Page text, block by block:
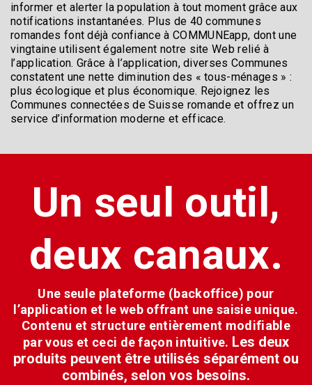
informer et alerter la population à tout moment grâce aux
notifications instantanées. Plus de 40 communes
romandes font déjà confiance à COMMUNEapp, dont une
vingtaine utilisent également notre site Web relié à
l’application. Grâce à l’application, diverses Communes
constatent une nette diminution des « tous-ménages » :
plus écologique et plus économique. Rejoignez les
Communes connectées de Suisse romande et offrez un
service d’information moderne et efficace.
Un seul outil,
deux canaux.
Une seule plateforme (backoffice) pour
l’application et le web offrant une saisie unique.
Contenu et structure entièrement modifiable
par vous et ceci de façon intuitive. Les deux
produits peuvent être utilisés séparément ou
combinés, selon vos besoins.